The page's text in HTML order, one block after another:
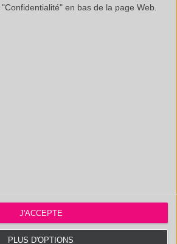
en bas de la page Web.
PLUS D'OPTIONS
J'ACCEPTE